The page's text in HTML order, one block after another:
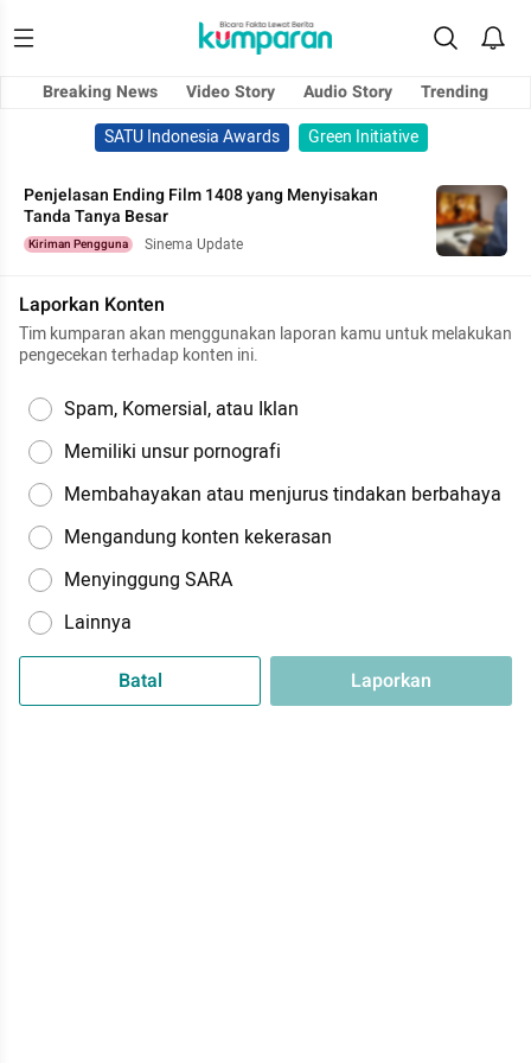
Breaking News Video Story Audio Story
Trending
SATU Indonesia Awards
Green Initiative
Penjelasan Ending Film 1408 yang Menyisakan
Tanda Tanya Besar
Kiriman Pengguna Sinema Update
Laporkan Konten
Tim kumparan akan menggunakan laporan kamu untuk melakukan
pengecekan terhadap konten ini.
Spam, Komersial, atau Iklan
Memiliki unsur pornografi
Membahayakan atau menjurus tindakan berbahaya
Mengandung konten kekerasan
Menyinggung SARA
Lainnya
Batal Laporkan